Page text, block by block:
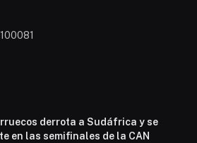
derrota a Sudáfrica y se
en las semifinales de la CAN